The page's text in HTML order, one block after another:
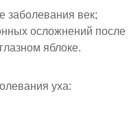
заболевания век;
осложнений после
яблоке.
уха: